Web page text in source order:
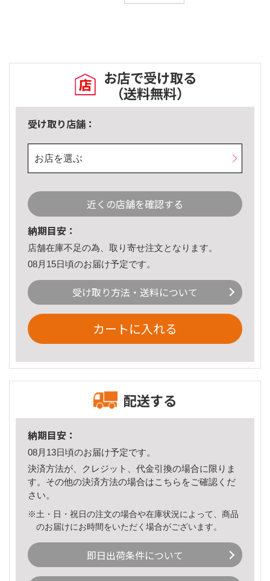
お店で受け取る
（送料無料）
受け取り店舗：
お店を選ぶ
近くの店舗を確認する
納期目安：
店舗在庫不足の為、取り寄せ注文となります。
08月15日頃のお届け予定です。
受け取り方法・送料について
カートに入れる
配送する
納期目安：
08月13日頃のお届け予定です。
決済方法が、クレジット、代金引換の場合に限りま
す。その他の決済方法の場合はこちら をご確認くだ
さい。
※土・日・祝日の注文の場合や在庫状況によって、商品
のお届けにお時間をいただく場合がございます。
即日出荷条件について